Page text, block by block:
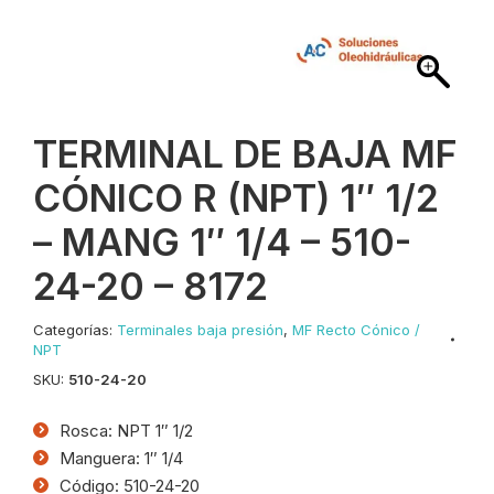
TERMINAL DE BAJA MF
CÓNICO R (NPT) 1″ 1/2
– MANG 1″ 1/4 – 510-
24-20 – 8172
Categorías: Terminales baja presión, MF Recto Cónico /
NPT
SKU: 510-24-20
Rosca: NPT 1″ 1/2
Manguera: 1″ 1/4
Código: 510-24-20